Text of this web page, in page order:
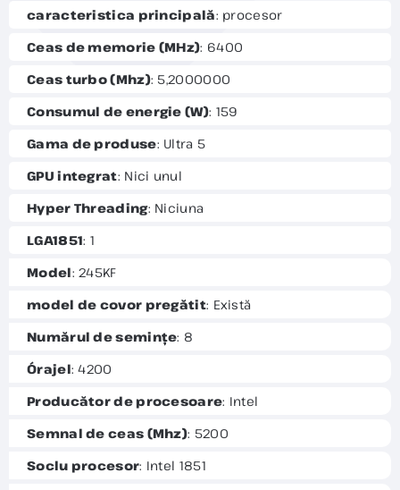
caracteristica principală: procesor
Ceas de memorie (MHz): 6400
Ceas turbo (Mhz): 5,2000000
Consumul de energie (W): 159
Gama de produse: Ultra 5
GPU integrat: Nici unul
Hyper Threading: Niciuna
LGA1851: 1
Model: 245KF
model de covor pregătit: Există
Numărul de semințe: 8
Órajel: 4200
Producător de procesoare: Intel
Semnal de ceas (Mhz): 5200
Soclu procesor: Intel 1851